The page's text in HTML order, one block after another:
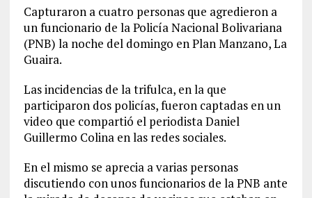
Capturaron a cuatro personas que agredieron a
un funcionario de la Policía Nacional Bolivariana
(PNB) la noche del domingo en Plan Manzano, La
Guaira.
Las incidencias de la trifulca, en la que
participaron dos policías, fueron captadas en un
video que compartió el periodista Daniel
Guillermo Colina en las redes sociales.
En el mismo se aprecia a varias personas
discutiendo con unos funcionarios de la PNB ante